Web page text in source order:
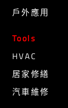
戶外應用
Tools
HVAC
居家修繕
汽車維修